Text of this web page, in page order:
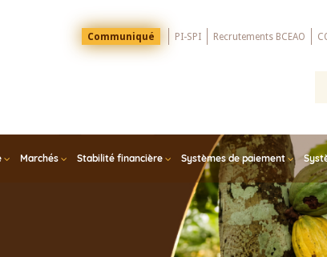
Menu
Top
Communiqué PI-SPI Recrutements BCEAO
Marchés Stabilité financière Systèmes de paiement